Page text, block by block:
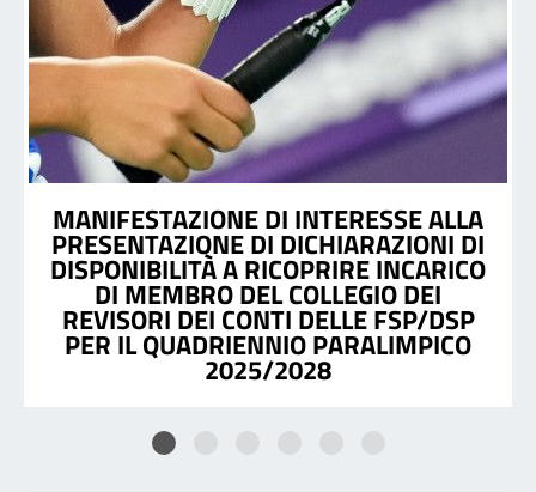
MANIFESTAZIONE DI INTERESSE ALLA
PRESENTAZIONE DI DICHIARAZIONI DI
DISPONIBILITÀ A RICOPRIRE INCARICO
DI MEMBRO DEL COLLEGIO DEI
REVISORI DEI CONTI DELLE FSP/DSP
PER IL QUADRIENNIO PARALIMPICO
2025/2028